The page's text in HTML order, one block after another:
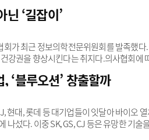
노조가 요청한 교섭은 7월 14일, 이어 7월
체가 교섭을 회피하기 위한 핑계를 대고 있
사용자 단체’ 자격을 두고 ..
닌 ‘길잡이’
가 최근 정보의학전문위원회를 발족했
강권을 향상시킨다는 취지다.의사협회에
의협의 방침은 고무적인 변화다. 의협은
코로나19 유행 기간에도 환자 안전성에 의
의료 및 비대면 플랫폼 논의를 중단해야 한
‘블루오션’ 창출할까
현대, 롯데 등 대기업들이 잇달아 바이오
나섰다. 이중 SK, GS, CJ 등은 유망한 기